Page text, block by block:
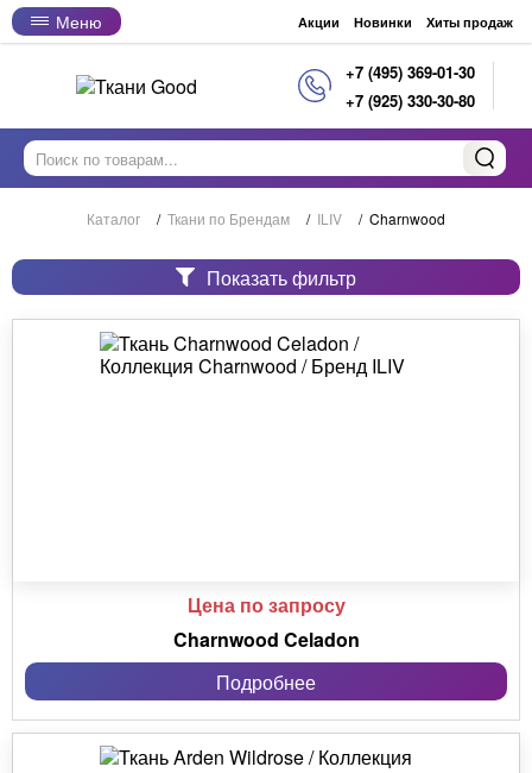
Меню Акции Новинки Хиты продаж
+7 (495) 369-01-30
+7 (925) 330-30-80
Каталог / Ткани по Брендам / ILIV / Charnwood
Показать фильтр
Цена по запросу
Charnwood Celadon
Подробнее